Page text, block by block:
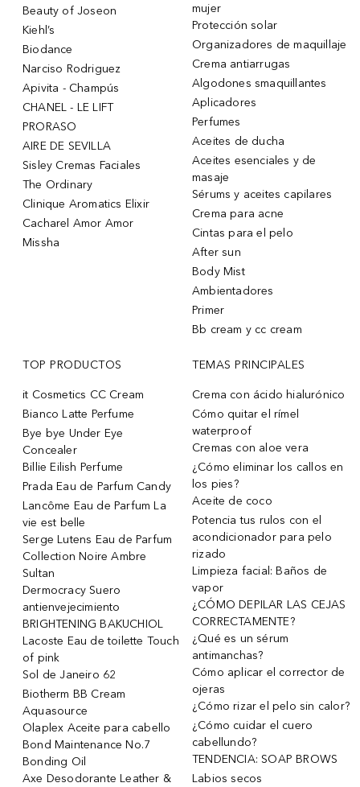
Beauty of Joseon
Kiehl’s
Biodance
Narciso Rodriguez
Apivita - Champús
CHANEL - LE LIFT
PRORASO
AIRE DE SEVILLA
Sisley Cremas Faciales
The Ordinary
Clinique Aromatics Elixir
Cacharel Amor Amor
Missha
mujer
Protección solar
Organizadores de maquillaje
Crema antiarrugas
Algodones smaquillantes
Aplicadores
Perfumes
Aceites de ducha
Aceites esenciales y de
masaje
Sérums y aceites capilares
Crema para acne
Cintas para el pelo
After sun
Body Mist
Ambientadores
Primer
Bb cream y cc cream
TOP PRODUCTOS
it Cosmetics CC Cream
Bianco Latte Perfume
Bye bye Under Eye
Concealer
Billie Eilish Perfume
Prada Eau de Parfum Candy
Lancôme Eau de Parfum La
vie est belle
Serge Lutens Eau de Parfum
Collection Noire Ambre
Sultan
Dermocracy Suero
antienvejecimiento
BRIGHTENING BAKUCHIOL
Lacoste Eau de toilette Touch
of pink
Sol de Janeiro 62
Biotherm BB Cream
Aquasource
Olaplex Aceite para cabello
Bond Maintenance No.7
Bonding Oil
Axe Desodorante Leather &
TEMAS PRINCIPALES
Crema con ácido hialurónico
Cómo quitar el rímel
waterproof
Cremas con aloe vera
¿Cómo eliminar los callos en
los pies?
Aceite de coco
Potencia tus rulos con el
acondicionador para pelo
rizado
Limpieza facial: Baños de
vapor
¿CÓMO DEPILAR LAS CEJAS
CORRECTAMENTE?
¿Qué es un sérum
antimanchas?
Cómo aplicar el corrector de
ojeras
¿Cómo rizar el pelo sin calor?
¿Cómo cuidar el cuero
cabellundo?
TENDENCIA: SOAP BROWS
Labios secos